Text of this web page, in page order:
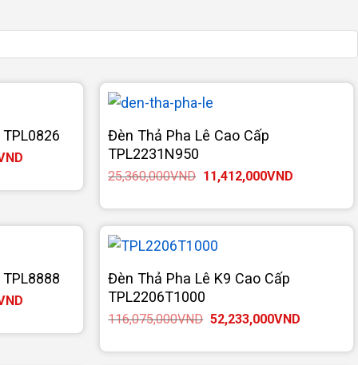
Giá
là:
12,215,000VND.
Đèn Thả Pha Lê Cao Cấp
TPL2231N950
25,360,000VND Giá
gốc
25,360,000VND.
11,412,000VND
là:
Giá
là:
19,690,000VND.
Đèn Thả Pha Lê K9 Cao Cấp
TPL2206T1000
116,075,000VND Giá
gốc
116,075,000VND.
52,233,000VND
là: